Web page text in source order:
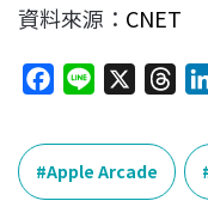
資料來源： CNET
c
e
b
n
e
e
Apple Arcade